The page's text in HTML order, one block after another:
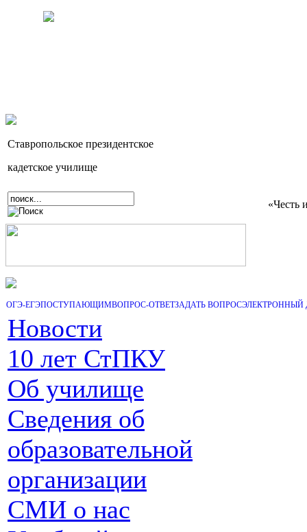
Ставропольское президентское
кадетское училище
«Честь
ОГЭ-ЕГЭПОСТУПАЮЩИМВОПРОС-ОТВЕТЗАДАТЬ ВОПРОСЭЛЕКТРОННЫЙ
Новости
10 лет СтПКУ
Об училище
Сведения об
образовательной
организации
СМИ о нас